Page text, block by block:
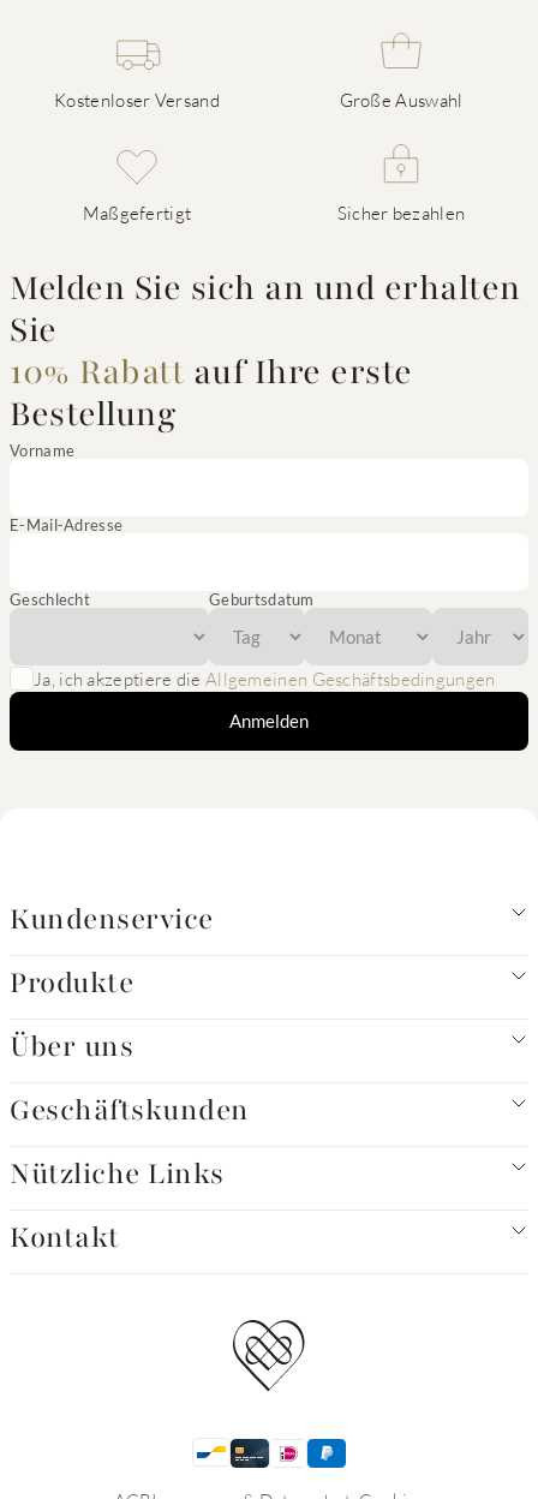
Kostenloser Versand Große Auswahl
Maßgefertigt Sicher bezahlen
Melden Sie sich an und erhalten
Sie
10% Rabatt auf Ihre erste
Bestellung
Vorname
E-Mail-Adresse
Geschlecht Geburtsdatum
Ja, ich akzeptiere die Allgemeinen Geschäftsbedingungen
Anmelden
Kundenservice
Produkte
Über uns
Geschäftskunden
Nützliche Links
Kontakt